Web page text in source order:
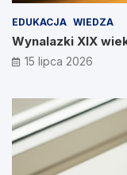
EDUKACJA WIEDZA
Wynalazki XIX
15 lipca 2026